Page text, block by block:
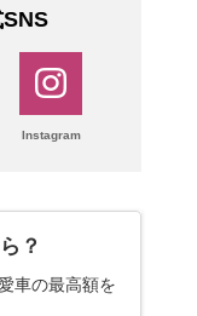
Instagram
？
車の最高額を